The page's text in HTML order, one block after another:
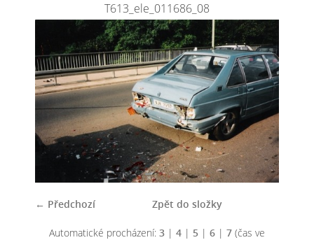
T613_ele_011686_08
← Předchozí Zpět do složky
Automatické procházení: 3 | 4 | 5 | 6 | 7 (čas ve